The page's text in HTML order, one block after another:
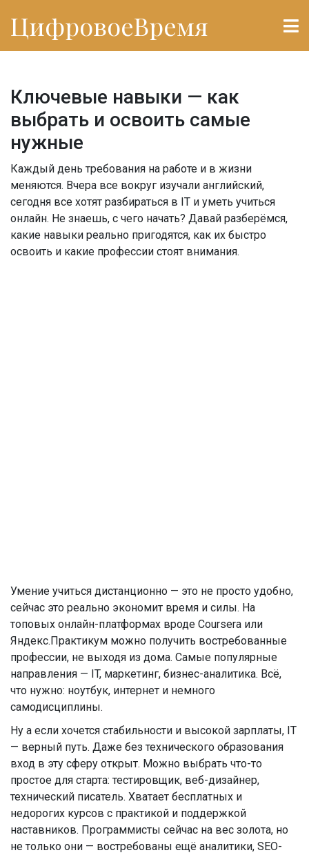
ЦифровоеВремя
Ключевые навыки — как
выбрать и освоить самые
нужные
Каждый день требования на работе и в жизни
меняются. Вчера все вокруг изучали английский,
сегодня все хотят разбираться в IT и уметь учиться
онлайн. Не знаешь, с чего начать? Давай разберёмся,
какие навыки реально пригодятся, как их быстро
освоить и какие профессии стоят внимания.
Умение учиться дистанционно — это не просто удобно,
сейчас это реально экономит время и силы. На
топовых онлайн-платформах вроде Coursera или
Яндекс.Практикум можно получить востребованные
профессии, не выходя из дома. Самые популярные
направления — IT, маркетинг, бизнес-аналитика. Всё,
что нужно: ноутбук, интернет и немного
самодисциплины.
Ну а если хочется стабильности и высокой зарплаты, IT
— верный путь. Даже без технического образования
вход в эту сферу открыт. Можно выбрать что-то
простое для старта: тестировщик, веб-дизайнер,
технический писатель. Хватает бесплатных и
недорогих курсов с практикой и поддержкой
наставников. Программисты сейчас на вес золота, но
не только они — востребованы ещё аналитики, SEO-